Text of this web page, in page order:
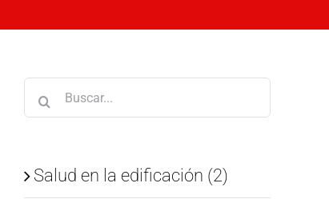
Buscar:
Salud en la edificación (2)